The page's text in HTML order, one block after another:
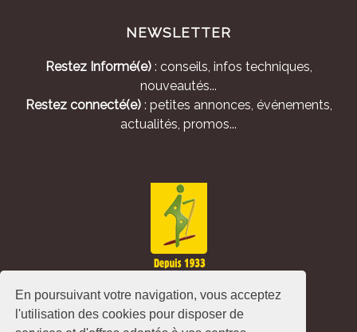
En poursuivant votre navigation, vous acceptez
l'utilisation des cookies pour disposer de
NEWSLETTER
Restez Informé(e): conseils, infos techniques,
nouveautés...
Restez connecté(e): petites annonces, événements,
actualités, promos...